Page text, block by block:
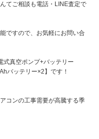
てご相談も電話・LINE査定で
ですので、お気軽にお問い合
真空ポンプ+バッテリー
バッテリー×2 】です！
コンの工事需要が高騰する季